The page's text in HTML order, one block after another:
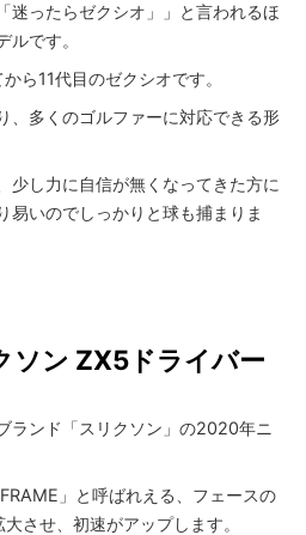
迷ったらゼクシオ」」と言われるほ
ルです。
ら11代目のゼクシオです。
、多くのゴルファーに対応できる形
少し力に自信が無くなってきた方に
易いのでしっかりと球も捕まりま
ソン ZX5ドライバー
ランド「スリクソン」の2020年ニ
」と呼ばれえる、フェースの
させ、初速がアップします。